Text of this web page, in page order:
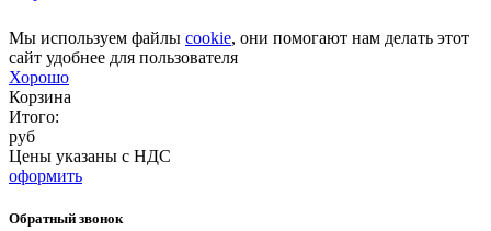
Мы используем файлы cookie, они помогают нам делать этот
сайт удобнее для пользователя
Хорошо
Корзина
Итого:
руб
Цены указаны с НДС
оформить
Обратный звонок